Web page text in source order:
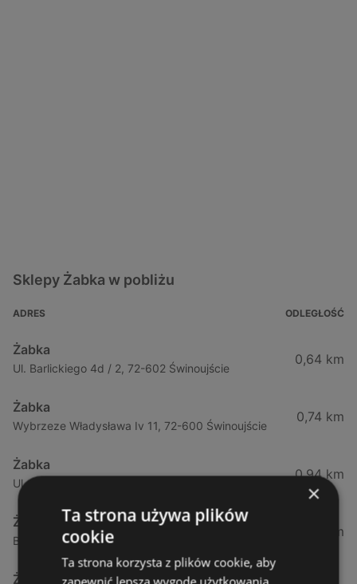
Sklepy Żabka w pobliżu
ADRES ODLEGŁOŚĆ
Żabka
Ul. Barlickiego 4d / 2, 72-602 Świnoujście
0,64 km
Żabka
Wybrzeze Władysława Iv 11, 72-600 Świnoujście
0,74 km
Żabka
Ul. Bohaterów Września 49, 72-600 Świnoujście
0,94 km
Żabka
Bohaterów Września 52, 72-600 Świnoujście
1,02 km
Żabka
×
Ta strona używa plików
cookie
Ta strona korzysta z plików cookie, aby